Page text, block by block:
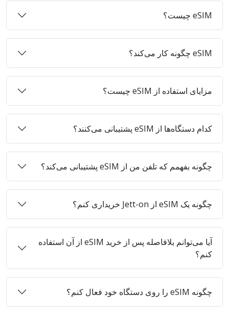
eSIM چیست؟
eSIM چگونه کار می‌کند؟
مزایای استفاده از eSIM چیست؟
کدام دستگاه‌ها از eSIM پشتیبانی می‌کنند؟
چگونه بفهمم که تلفن من از eSIM پشتیبانی می‌کند؟
چگونه یک eSIM از Jett-on خریداری کنم؟
آیا می‌توانم بلافاصله پس از خرید eSIM از آن استفاده
کنم؟
چگونه eSIM را روی دستگاه خود فعال کنم؟